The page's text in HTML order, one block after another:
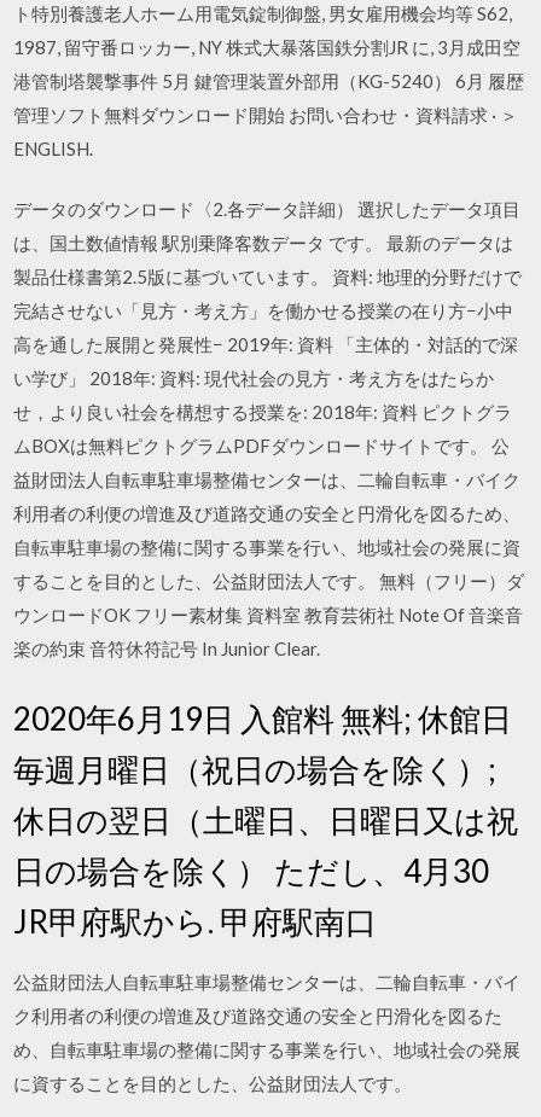
ト特別養護老人ホーム用電気錠制御盤, 男女雇用機会均等 S62,
1987, 留守番ロッカー, NY 株式大暴落国鉄分割JR に, 3月成田空
港管制塔襲撃事件 5月 鍵管理装置外部用（KG-5240） 6月 履歴
管理ソフト無料ダウンロード開始 お問い合わせ・資料請求 · ＞
ENGLISH.
データのダウンロード〈2.各データ詳細） 選択したデータ項目
は、国土数値情報 駅別乗降客数データ です。 最新のデータは
製品仕様書第2.5版に基づいています。 資料: 地理的分野だけで
完結させない「見方・考え方」を働かせる授業の在り方−小中
高を通した展開と発展性− 2019年: 資料 「主体的・対話的で深
い学び」 2018年: 資料: 現代社会の見方・考え方をはたらか
せ，より良い社会を構想する授業を: 2018年: 資料 ピクトグラ
ムBOXは無料ピクトグラムPDFダウンロードサイトです。 公
益財団法人自転車駐車場整備センターは、二輪自転車・バイク
利用者の利便の増進及び道路交通の安全と円滑化を図るため、
自転車駐車場の整備に関する事業を行い、地域社会の発展に資
することを目的とした、公益財団法人です。 無料（フリー）ダ
ウンロードOK フリー素材集 資料室 教育芸術社 Note Of 音楽音
楽の約束 音符休符記号 In Junior Clear.
2020年6月19日 入館料 無料; 休館日
毎週月曜日（祝日の場合を除く）;
休日の翌日（土曜日、日曜日又は祝
日の場合を除く） ただし、4月30
JR甲府駅から. 甲府駅南口
公益財団法人自転車駐車場整備センターは、二輪自転車・バイ
ク利用者の利便の増進及び道路交通の安全と円滑化を図るた
め、自転車駐車場の整備に関する事業を行い、地域社会の発展
に資することを目的とした、公益財団法人です。